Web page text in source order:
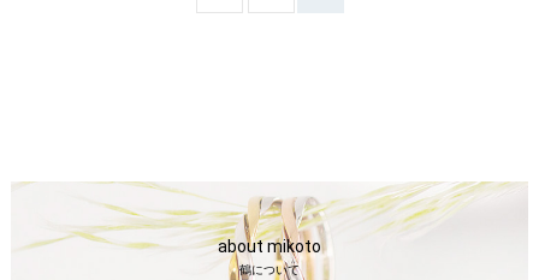
about mikoto
鶴について